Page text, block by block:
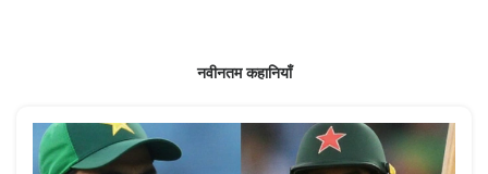
नवीनतम कहानियाँ